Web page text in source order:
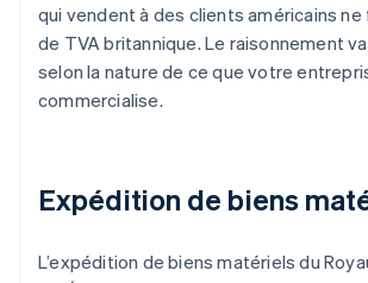
qui vendent à des clients américains
de TVA britannique. Le raisonnement
selon la nature de ce que votre
commercialise.
Expédition de biens
L’expédition de biens matériels du